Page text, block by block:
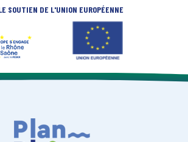
SOUTIEN DE L'UNION EUROPÉENNE